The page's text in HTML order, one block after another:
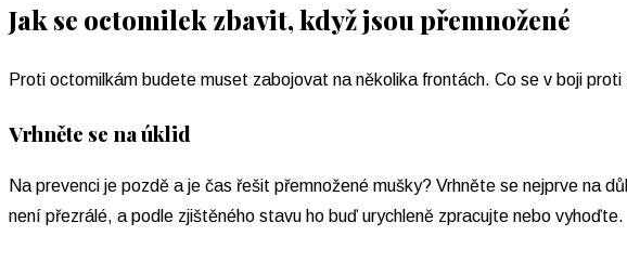
Jak se octomilek zbavit, když jsou přemnožené
Proti octomilkám budete muset zabojovat na několika frontách. Co se v boji
Vrhněte se na úklid
Na prevenci je pozdě a je čas řešit přemnožené mušky? Vrhněte se nejprve na
není přezrálé, a podle zjištěného stavu ho buď urychleně zpracujte nebo vyhoďte.